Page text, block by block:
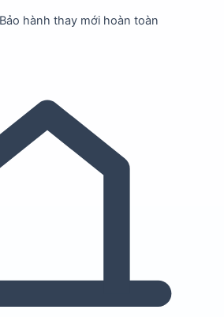
Bảo hành thay mới hoàn toàn